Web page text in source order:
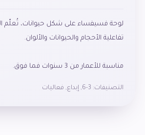
لوحة فسيفساء على شكل حيوانات، تُعلّم
مناسبة للأعمار من 3 سنوات فما فوق.
التصنيفات: 3-6
, إبداع, فعاليات